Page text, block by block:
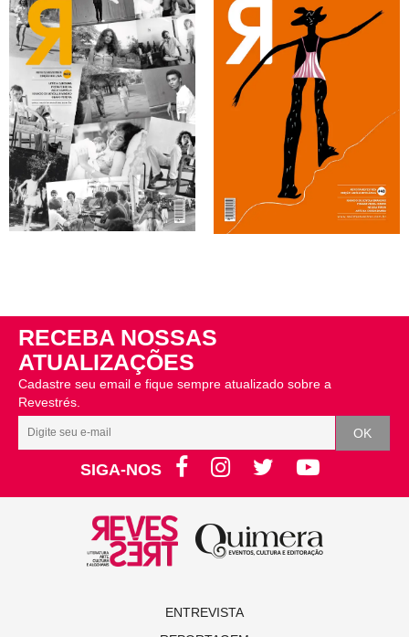
RECEBA NOSSAS
ATUALIZAÇÕES
Cadastre seu email e fique sempre atualizado sobre a
Revestrés.
SIGA-NOS
ENTREVISTA